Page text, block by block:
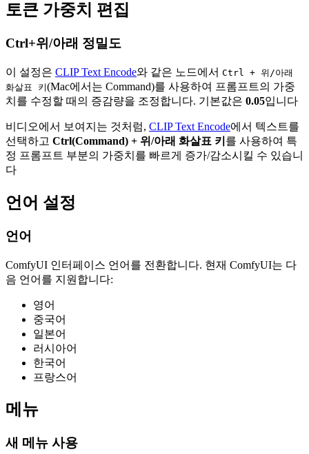
토큰 가중치 편집
Ctrl+위/아래 정밀도
이 설정은 CLIP Text Encode와 같은 노드에서 Ctrl + 위/아래
화살표 키(Mac에서는 Command)를 사용하여 프롬프트의 가중
치를 수정할 때의 증감량을 조정합니다. 기본값은 0.05입니다
비디오에서 보여지는 것처럼, CLIP Text Encode에서 텍스트를
선택하고 Ctrl(Command) + 위/아래 화살표 키 를 사용하여 특
정 프롬프트 부분의 가중치를 빠르게 증가/감소시킬 수 있습니
다
언어 설정
언어
ComfyUI 인터페이스 언어를 전환합니다. 현재 ComfyUI는 다
음 언어를 지원합니다:
영어
중국어
일본어
러시아어
한국어
프랑스어
메뉴
새 메뉴 사용